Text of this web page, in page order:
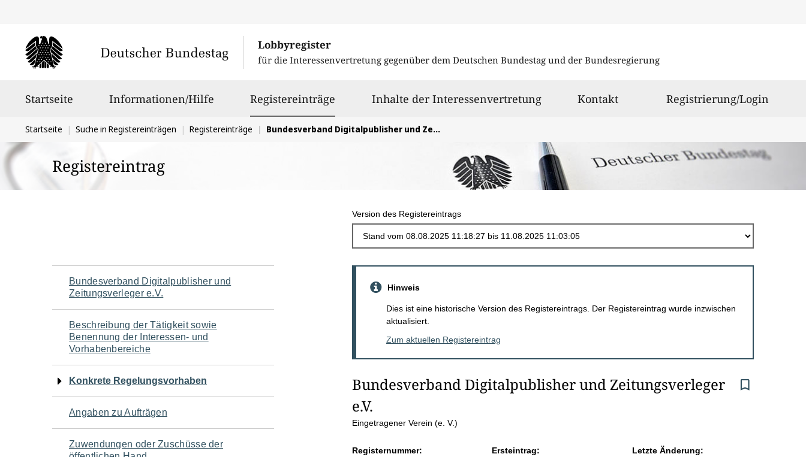
Lobbyregister
für die Interessenvertretung gegenüber dem Deutschen Bundestag und der Bundesregierung
Startseite Informationen/Hilfe Registereinträge ausgewähltInhalte der Interessenvertretung Kontakt Registrierung/Login
Sie
befinden
sich
hier:
Startseite Suche in Registereinträgen Registereinträge Bundesverband Digitalpublisher und Zeitungsverleger e.V.
Registereintrag
Version des Registereintrags
Navigation
für
den
Seiteninhalt
Bundesverband Digitalpublisher und
Zeitungsverleger e.V.
Beschreibung der Tätigkeit sowie
Benennung der Interessen- und
Vorhabenbereiche
Konkrete Regelungsvorhaben
Angaben zu Aufträgen
Zuwendungen oder Zuschüsse der
e
n
Hinweis
Dies ist eine historische Version des Registereintrags. Der Registereintrag wurde inzwischen
aktualisiert.
Zum aktuellen Registereintrag
Bundesverband Digitalpublisher und Zeitungsverleger
e.V.
Eingetragener Verein (e. V.)
Registernummer:
Ersteintrag:
Letzte Änderung: